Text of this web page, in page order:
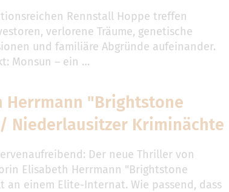
Rennstall Hoppe treffen
verlorene Träume, genetische
und familiäre Abgründe aufeinander.
Monsun – ein …
Herrmann "Brightstone
Niederlausitzer Kriminächte
Der neue Thriller von
Elisabeth Herrmann "Brightstone
an einem Elite-Internat. Wie passend, dass